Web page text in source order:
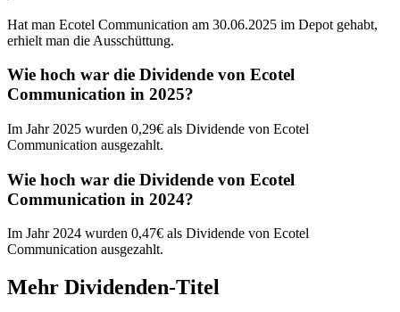
Hat man Ecotel Communication am 30.06.2025 im Depot gehabt,
erhielt man die Ausschüttung.
Wie hoch war die Dividende von Ecotel
Communication in 2025?
Im Jahr 2025 wurden 0,29€ als Dividende von Ecotel
Communication ausgezahlt.
Wie hoch war die Dividende von Ecotel
Communication in 2024?
Im Jahr 2024 wurden 0,47€ als Dividende von Ecotel
Communication ausgezahlt.
Mehr Dividenden-Titel